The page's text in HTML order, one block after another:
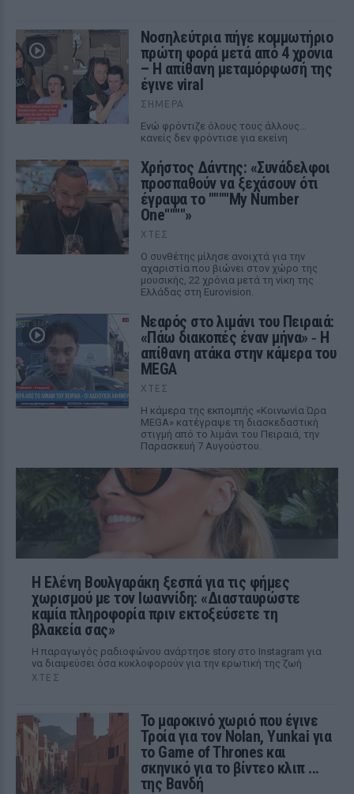
Νοσηλεύτρια πήγε κομμωτήριο
πρώτη φορά μετά από 4 χρόνια
– Η απίθανη μεταμόρφωσή της
έγινε viral
ΣΉΜΕΡΑ
Ενώ φρόντιζε όλους τους άλλους...
κανείς δεν φρόντισε για εκείνη
Χρήστος Δάντης: «Συνάδελφοι
προσπαθούν να ξεχάσουν ότι
έγραψα το """"My Number
One""""»
ΧΤΕΣ
Ο συνθέτης μίλησε ανοιχτά για την
αχαριστία που βιώνει στον χώρο της
μουσικής, 22 χρόνια μετά τη νίκη της
Ελλάδας στη Eurovision.
Νεαρός στο λιμάνι του Πειραιά:
«Πάω διακοπές έναν μήνα» ‑ Η
απίθανη ατάκα στην κάμερα του
MEGA
ΧΤΕΣ
Η κάμερα της εκπομπής «Κοινωνία Ώρα
MEGA» κατέγραψε τη διασκεδαστική
στιγμή από το λιμάνι του Πειραιά, την
Παρασκευή 7 Αυγούστου.
Η Ελένη Βουλγαράκη ξεσπά για τις φήμες
χωρισμού με τον Ιωαννίδη: «Διασταυρώστε
καμία πληροφορία πριν εκτοξεύσετε τη
βλακεία σας»
Η παραγωγός ραδιοφώνου ανάρτησε story στο Instagram για
να διαψεύσει όσα κυκλοφορούν για την ερωτική της ζωή
ΧΤΕΣ
Το μαροκινό χωριό που έγινε
Τροία για τον Nolan, Yunkai για
το Game of Thrones και
σκηνικό για το βίντεο κλιπ ...
της Βανδή